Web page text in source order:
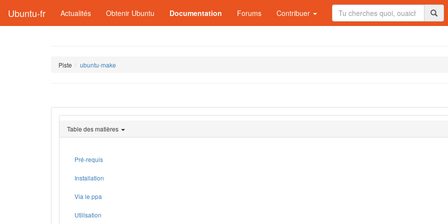
Ubuntu-fr Actualités Obtenir Ubuntu Documentation Forums Contribuer
Piste ubuntu-make
Table des matières
Pré-requis
Installation
Via le ppa
Utilisation